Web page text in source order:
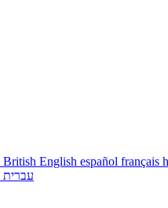
British English español français
עברית